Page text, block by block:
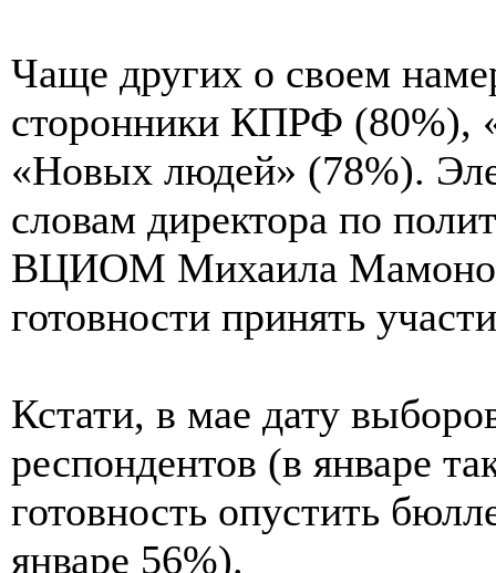
Чаще других о своем
сторонники КПРФ (80%),
«Новых людей» (78%).
словам директора по
ВЦИОМ Михаила
готовности принять
Кстати, в мае дату
респондентов (в январе
готовность опустить
январе 56%).